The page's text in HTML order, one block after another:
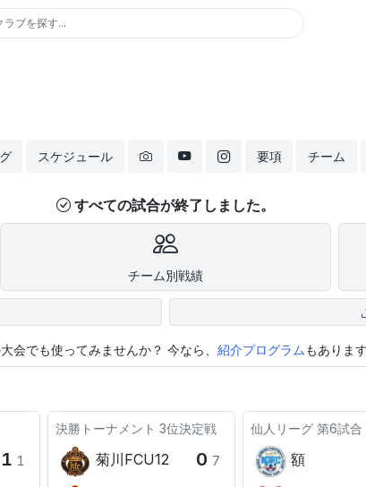
ラブを探す...
スケジュール 要項 チーム
すべての試合が終了しました。
チーム別戦績
会でも使ってみませんか？ 今なら、 紹介プログラム もありま
1 1
決勝トーナメント 3位決定戦
菊川FCU12 0 7
仙人リーグ 第6試合
額